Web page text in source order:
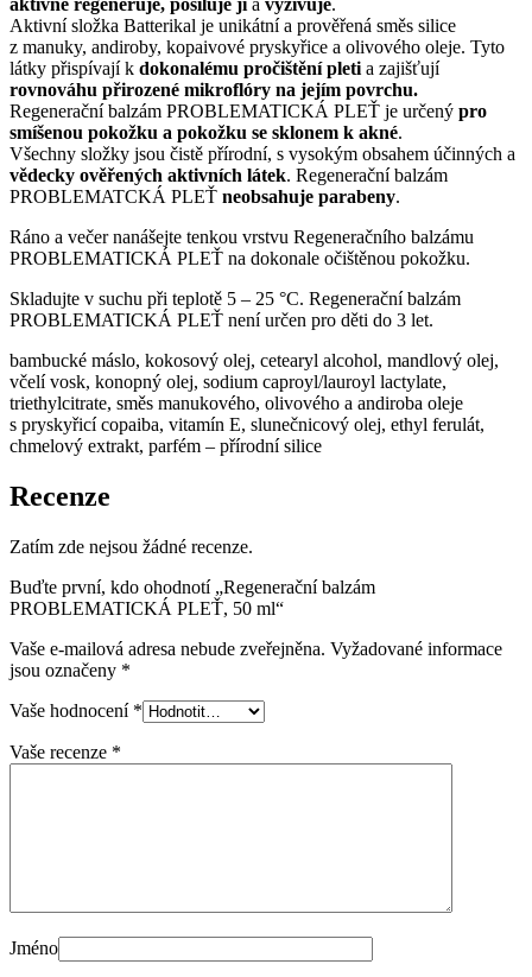
aktivně regeneruje, posiluje ji a vyživuje.
Aktivní složka Batterikal je unikátní a prověřená směs silice
z manuky, andiroby, kopaivové pryskyřice a olivového oleje. Tyto
látky přispívají k dokonalému pročištění pleti a zajišťují
rovnováhu přirozené mikroflóry na jejím povrchu.
Regenerační balzám PROBLEMATICKÁ PLEŤ je určený pro
smíšenou pokožku a pokožku se sklonem k akné.
Všechny složky jsou čistě přírodní, s vysokým obsahem účinných a
vědecky ověřených aktivních látek. Regenerační balzám
PROBLEMATCKÁ PLEŤ neobsahuje parabeny.
Ráno a večer nanášejte tenkou vrstvu Regeneračního balzámu
PROBLEMATICKÁ PLEŤ na dokonale očištěnou pokožku.
Skladujte v suchu při teplotě 5 – 25 °C. Regenerační balzám
PROBLEMATICKÁ PLEŤ není určen pro děti do 3 let.
bambucké máslo, kokosový olej, cetearyl alcohol, mandlový olej,
včelí vosk, konopný olej, sodium caproyl/lauroyl lactylate,
triethylcitrate, směs manukového, olivového a andiroba oleje
s pryskyřicí copaiba, vitamín E, slunečnicový olej, ethyl ferulát,
chmelový extrakt, parfém – přírodní silice
Recenze
Zatím zde nejsou žádné recenze.
Buďte první, kdo ohodnotí „Regenerační balzám
PROBLEMATICKÁ PLEŤ, 50 ml“
Vaše e-mailová adresa nebude zveřejněna. Vyžadované informace
jsou označeny *
Vaše hodnocení *
Vaše recenze *
Jméno